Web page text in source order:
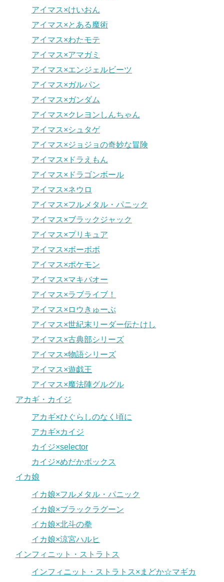
アイマス×けいおん
アイマス×とある魔術
アイマス×わたモテ
アイマス×アマガミ
アイマス×エンジェルビーツ
アイマス×ガルパン
アイマス×ガンダム
アイマス×クレヨンしんちゃん
アイマス×シュタゲ
アイマス×ジョジョの奇妙な冒険
アイマス×ドラえもん
アイマス×ドラゴンボール
アイマス×ネウロ
アイマス×フルメタル・パニック
アイマス×ブラックジャック
アイマス×プリキュア
アイマス×ボーボボ
アイマス×ポケモン
アイマス×マキバオー
アイマス×ラブライブ！
アイマス×ロウきゅーぶ
アイマス×世紀末リーダー伝たけし
アイマス×古典部シリーズ
アイマス×物語シリーズ
アイマス×遊戯王
アイマス×魔法陣グルグル
アカギ・カイジ
アカギ×ひぐらしのなく頃に
アカギ×カイジ
カイジ×selector
カイジ×めだかボックス
イカ娘
イカ娘×フルメタル・パニック
イカ娘×ブラックラグーン
イカ娘×北斗の拳
イカ娘×涼宮ハルヒ
インフィニット・ストラトス
インフィニット・ストラトス×まどか☆マギカ